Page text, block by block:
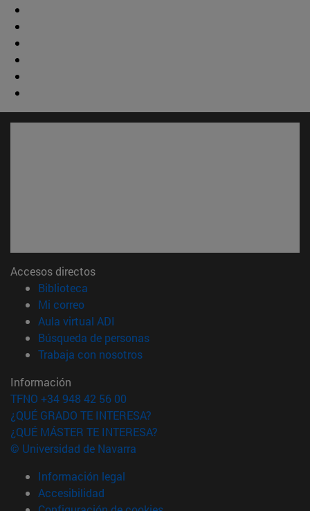
Accesos directos
Biblioteca
Mi correo(abre en nueva ventana)
Aula virtual ADI
Búsqueda de personas(abre en nueva ventana)
Trabaja con nosotros(abre en nueva ventana)
Información
TFNO +34 948 42 56 00
¿QUÉ GRADO TE INTERESA?
¿QUÉ MÁSTER TE INTERESA?
© Universidad de Navarra
Información legal
Accesibilidad